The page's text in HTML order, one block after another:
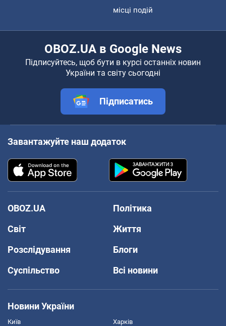
місці подій
OBOZ.UA в Google News
Підписуйтесь, щоб бути в курсі останніх новин
України та світу сьогодні
Підписатись
Завантажуйте наш додаток
OBOZ.UA
Політика
Світ
Життя
Розслідування
Блоги
Суспільство
Всі новини
Новини України
Київ Харків